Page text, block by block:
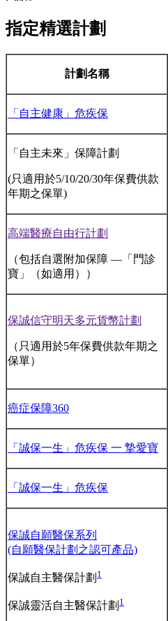
指定精選計劃
計劃名稱
「自主健康」危疾保
「自主未來」保障計劃
(只適用於5/10/20/30年保費供款
年期之保單)
高端醫療自由行計劃
（包括自選附加保障 —「門診
寶」（如適用））
保誠信守明天多元貨幣計劃
（只適用於5年保費供款年期之
保單）
癌症保障360
「誠保一生」危疾保 ⼀ 摯愛寶
「誠保一生」危疾保
保誠自願醫保系列
(自願醫保計劃之認可產品)
保誠自主醫保計劃 1
保誠靈活自主醫保計劃 1